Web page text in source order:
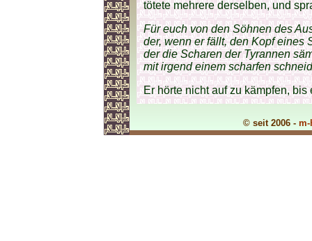
tötete mehrere derselben, und
Für euch von den Söhnen des
der, wenn er fällt, den Kopf eines
der die Scharen der Tyrannen
mit irgend einem scharfen
Er hörte nicht auf zu kämpfen, bis
© seit 2006 - m-